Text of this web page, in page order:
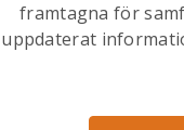
framtagna för
uppdaterat